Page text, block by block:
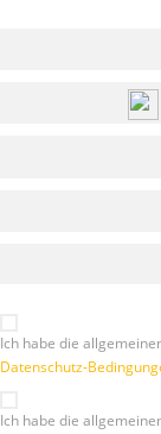
Ich habe die
Datenschutz-
Ich habe die